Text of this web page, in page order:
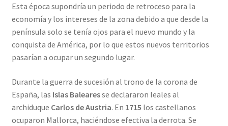
Esta época supondría un periodo de retroceso para la
economía y los intereses de la zona debido a que desde la
península solo se tenía ojos para el nuevo mundo y la
conquista de América, por lo que estos nuevos territorios
pasarían a ocupar un segundo lugar.
Durante la guerra de sucesión al trono de la corona de
España, las Islas Balearesse declararon leales al
archiduque Carlos de Austria. En 1715 los castellanos
ocuparon Mallorca, haciéndose efectiva la derrota. Se